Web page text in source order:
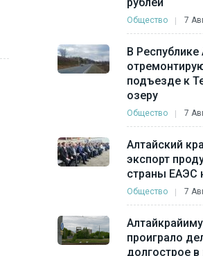
Общество 7
В Республике
подъезде к
озеру
Общество 7
Алтайский
экспорт
страны ЕАЭС
Общество 7
проиграло
долгострое